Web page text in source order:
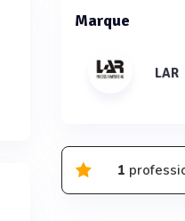
Marque
LAR
1